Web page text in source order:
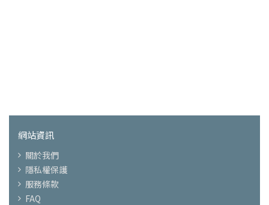
網站資訊
關於我們
隱私權保護
服務條款
FAQ